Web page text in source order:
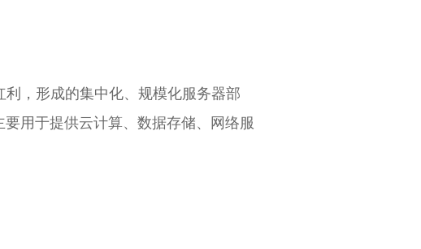
，形成的集中化、规模化服务器部
用于提供云计算、数据存储、网络服